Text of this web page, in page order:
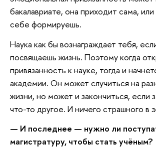
бакалавриате, она приходит сама,
себе формируешь.
Наука как бы вознаграждает тебя,
посвящаешь жизнь. Поэтому когда
привязанность к науке, тогда и
академии. Он может случиться на
жизни, но может и закончиться, если
что-то другое. И ничего страшного в
— И последнее — нужно ли
магистратуру, чтобы стать учёным?